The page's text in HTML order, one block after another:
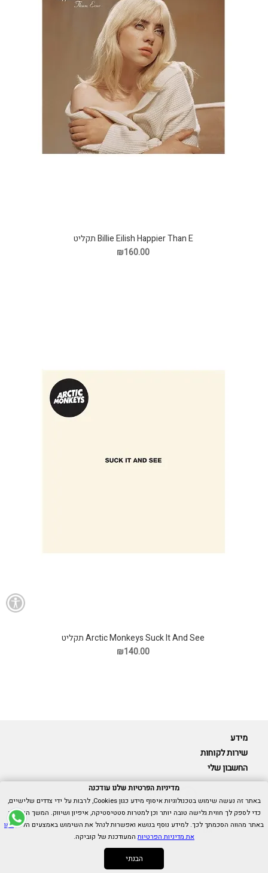
Billie Eilish Happier Than E תקליט
₪160.00
Arctic Monkeys Suck It And See תקליט
₪140.00
מידע
שירות לקוחות
החשבון שלי
Cubica © כל הזכויות שמורות.
אנו כאן בשבילך -055-9511314
מדיניות הפרטיות שלנו עודכנה
באתר זה נעשה שימוש בטכנולוגיות איסוף מידע כגון Cookies, לרבות על ידי צדדים שלישיים,
כדי לספק לך חווית גלישה טובה יותר וכן למטרות סטטיסטיקה, איפיון ושיווק. המשך הגלישה
באתר מהווה הסכמתך לכך. למידע נוסף בנושא ואפשרות לנהל את השימוש באמצעים הללו,ראו
את מדיניות הפרטיותהמעודכנת של קוביקה.
הבנתי